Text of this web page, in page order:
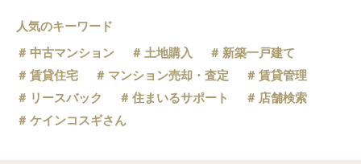
人気のキーワード
中古マンション
土地購入
新築一戸建て
賃貸住宅
マンション売却・査定
賃貸管理
リースバック
住まいるサポート
店舗検索
ケインコスギさん